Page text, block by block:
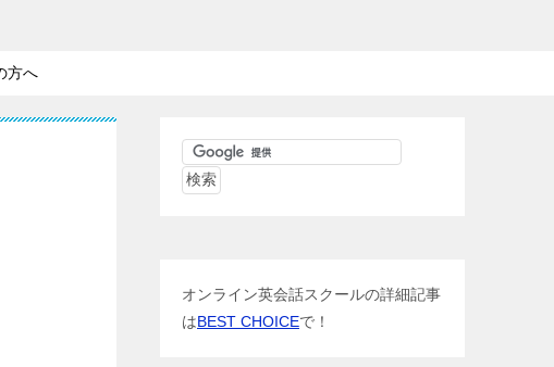
方へ
オンライン英会話スクールの詳細記事
はBEST CHOICEで！